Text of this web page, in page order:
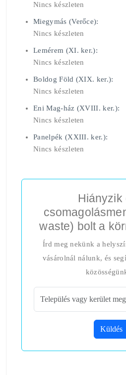
Nincs készleten
Miegymás (Verőce):
Nincs készleten
Lemérem (XI. ker.):
Nincs készleten
Boldog Föld (XIX. ker.):
Nincs készleten
Eni Mag-ház (XVIII. ker.):
Nincs készleten
Panelpék (XXIII. ker.):
Nincs készleten
Hiányzik
waste) bolt a
Írd meg nekünk a
vásárolnál nálunk, és
Küldés